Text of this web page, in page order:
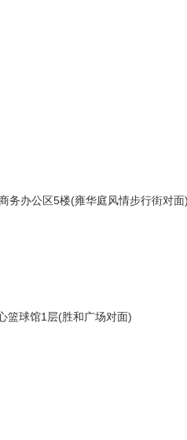
务办公区5楼(雍华庭风情步行街对面
篮球馆1层(胜和广场对面)